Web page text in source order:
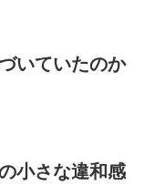
いていたのか
小さな違和感